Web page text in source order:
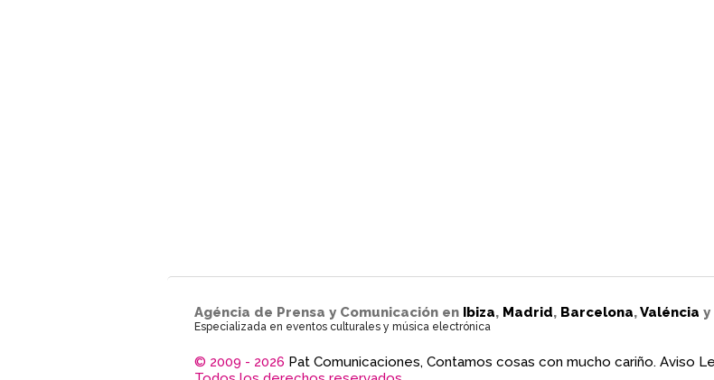
Agéncia de Prensa y Comunicación en Ibiza, Madrid, Barcelona,Valéncia y
Especializada en eventos culturales y música electrónica
© 2009 - 2026 Pat Comunicaciones, Contamos cosas con mucho cariño. Aviso